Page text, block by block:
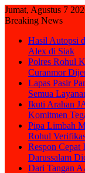
Jumat, Agustus 7
Breaking News
Hasil Autopsi
Alex di Siak
Polres Rohul
Curanmor
Lapas Pasir
Semua
Ikuti Arahan
Komitmen
Pipa Limbah
Rohul
Respon Cepat
Darussalam
Dari Tangan